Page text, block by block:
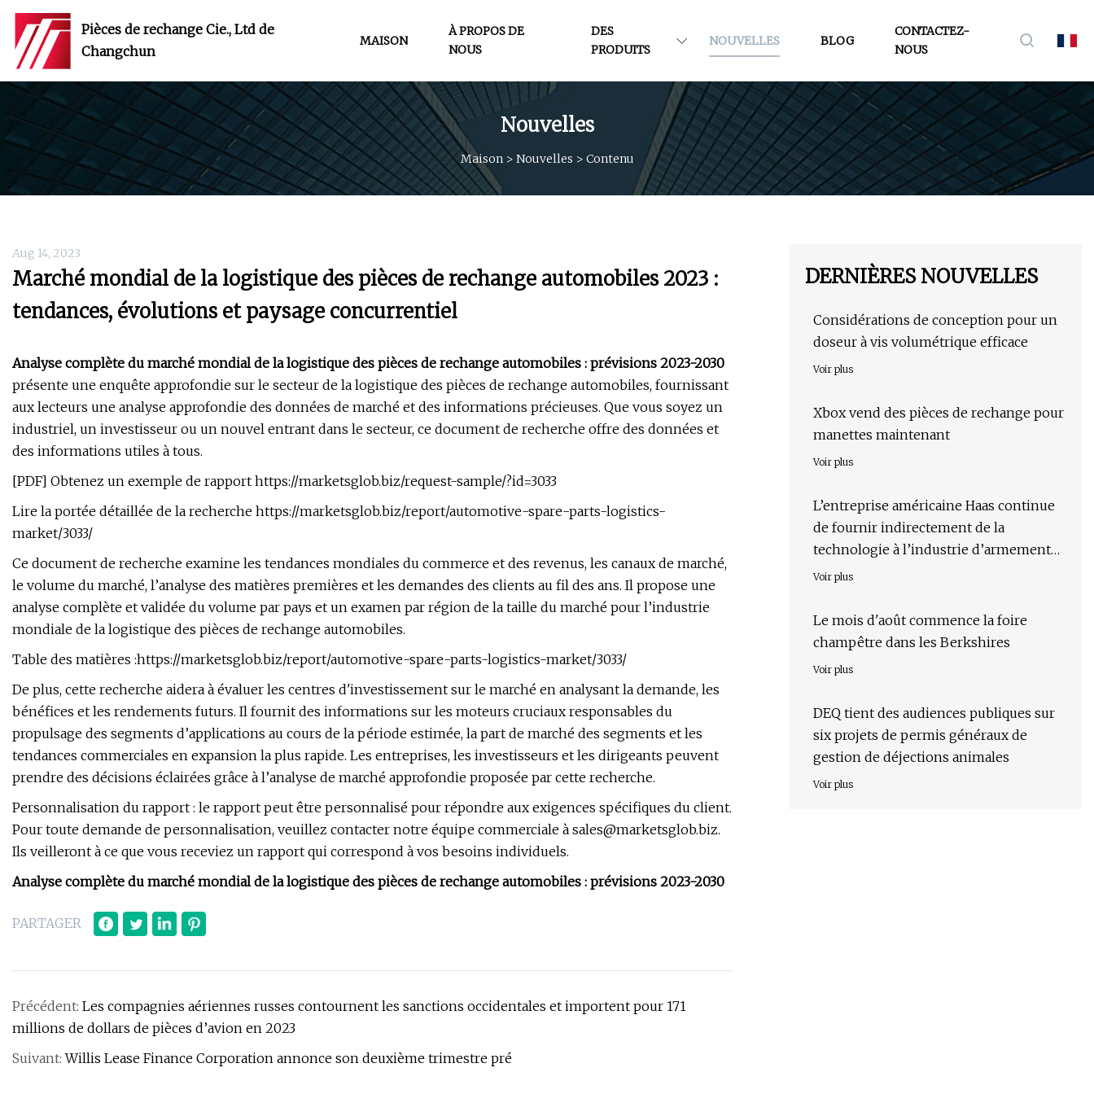
Pièces de rechange Cie., Ltd de
Changchun
MAISON
À PROPOS DE
NOUS
DES
PRODUITS
NOUVELLES BLOG
CONTACTEZ-
NOUS
Nouvelles
Maison > Nouvelles > Contenu
Aug 14, 2023
Marché mondial de la logistique des pièces de rechange automobiles 2023 :
tendances, évolutions et paysage concurrentiel
Analyse complète du marché mondial de la logistique des pièces de rechange automobiles : prévisions 2023-2030
présente une enquête approfondie sur le secteur de la logistique des pièces de rechange automobiles, fournissant
aux lecteurs une analyse approfondie des données de marché et des informations précieuses. Que vous soyez un
industriel, un investisseur ou un nouvel entrant dans le secteur, ce document de recherche offre des données et
des informations utiles à tous.
[PDF] Obtenez un exemple de rapport https://marketsglob.biz/request-sample/?id=3033
Lire la portée détaillée de la recherche https://marketsglob.biz/report/automotive-spare-parts-logistics-
market/3033/
Ce document de recherche examine les tendances mondiales du commerce et des revenus, les canaux de marché,
le volume du marché, l’analyse des matières premières et les demandes des clients au fil des ans. Il propose une
analyse complète et validée du volume par pays et un examen par région de la taille du marché pour l’industrie
mondiale de la logistique des pièces de rechange automobiles.
Table des matières :https://marketsglob.biz/report/automotive-spare-parts-logistics-market/3033/
De plus, cette recherche aidera à évaluer les centres d'investissement sur le marché en analysant la demande, les
bénéfices et les rendements futurs. Il fournit des informations sur les moteurs cruciaux responsables du
propulsage des segments d’applications au cours de la période estimée, la part de marché des segments et les
tendances commerciales en expansion la plus rapide. Les entreprises, les investisseurs et les dirigeants peuvent
prendre des décisions éclairées grâce à l’analyse de marché approfondie proposée par cette recherche.
Personnalisation du rapport : le rapport peut être personnalisé pour répondre aux exigences spécifiques du client.
Pour toute demande de personnalisation, veuillez contacter notre équipe commerciale à sales@marketsglob.biz.
Ils veilleront à ce que vous receviez un rapport qui correspond à vos besoins individuels.
Analyse complète du marché mondial de la logistique des pièces de rechange automobiles : prévisions 2023-2030
PARTAGER
Précédent: Les compagnies aériennes russes contournent les sanctions occidentales et importent pour 171
millions de dollars de pièces d’avion en 2023
Suivant:Willis Lease Finance Corporation annonce son deuxième trimestre pré
DERNIÈRES NOUVELLES
Considérations de conception pour un
doseur à vis volumétrique efficace
Voir plus
Xbox vend des pièces de rechange pour
manettes maintenant
Voir plus
L’entreprise américaine Haas continue
de fournir indirectement de la
technologie à l’industrie d’armement
russe
Voir plus
Le mois d'août commence la foire
champêtre dans les Berkshires
Voir plus
DEQ tient des audiences publiques sur
six projets de permis généraux de
gestion de déjections animales
Voir plus